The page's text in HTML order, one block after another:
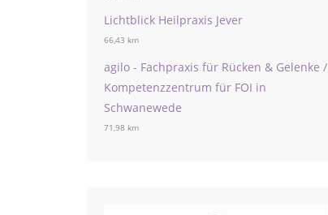
Lichtblick Heilpraxis Jever
66,43 km
agilo - Fachpraxis für Rücken & Gelenke /
Kompetenzzentrum für FOI in
Schwanewede
71,98 km